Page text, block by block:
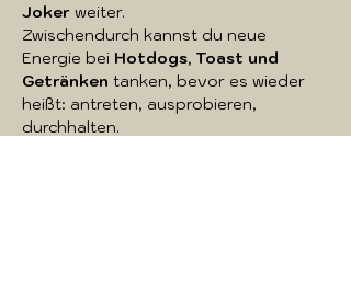
Joker weiter.
Zwischendurch kannst du neue
Energie bei Hotdogs, Toast und
Getränken tanken, bevor es wieder
heißt: antreten, ausprobieren,
durchhalten.